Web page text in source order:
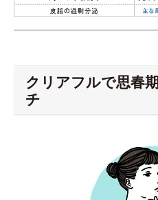
クリアフルで思春
チ